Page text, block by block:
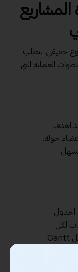
المشاريع
حقيقي يتطلب
العملية التي
الهدف
حوله.
لكل
فرد. يمكنك استخدام أدوات مثل Gantt